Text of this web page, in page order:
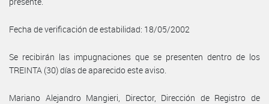
Fecha de verificación de estabilidad: 18/05/2002
Se recibirán las impugnaciones que se presenten dentro de los
TREINTA (30) días de aparecido este aviso.
Mariano Alejandro Mangieri, Director, Dirección de Registro de